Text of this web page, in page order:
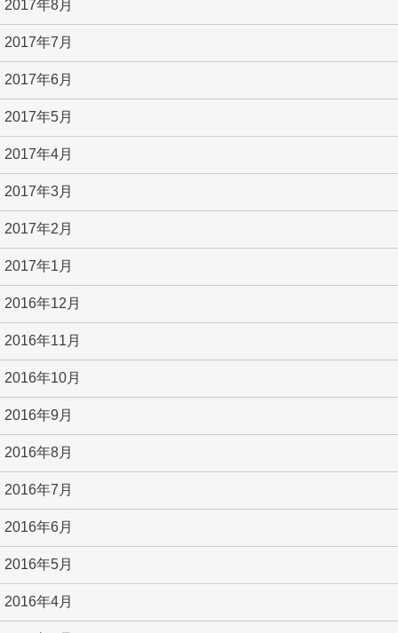
2017年8月
2017年7月
2017年6月
2017年5月
2017年4月
2017年3月
2017年2月
2017年1月
2016年12月
2016年11月
2016年10月
2016年9月
2016年8月
2016年7月
2016年6月
2016年5月
2016年4月